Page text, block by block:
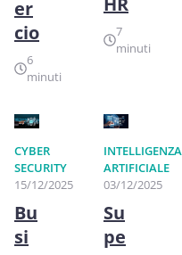
er
cio
6
minuti
7
minuti
CYBER
SECURITY
15/12/2025
Bu
si
INTELLIGENZA
ARTIFICIALE
03/12/2025
Su
pe